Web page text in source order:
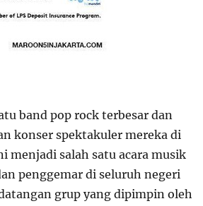
band pop rock terbesar dan
konser spektakuler mereka di
menjadi salah satu acara musik
penggemar di seluruh negeri
grup yang dipimpin oleh